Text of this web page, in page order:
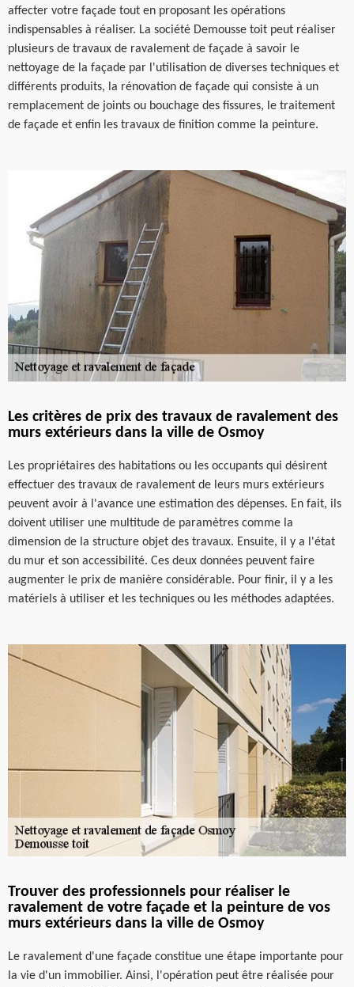
affecter votre façade tout en proposant les opérations
indispensables à réaliser. La société Demousse toit peut réaliser
plusieurs de travaux de ravalement de façade à savoir le
nettoyage de la façade par l'utilisation de diverses techniques et
différents produits, la rénovation de façade qui consiste à un
remplacement de joints ou bouchage des fissures, le traitement
de façade et enfin les travaux de finition comme la peinture.
Les critères de prix des travaux de ravalement des
murs extérieurs dans la ville de Osmoy
Les propriétaires des habitations ou les occupants qui désirent
effectuer des travaux de ravalement de leurs murs extérieurs
peuvent avoir à l'avance une estimation des dépenses. En fait, ils
doivent utiliser une multitude de paramètres comme la
dimension de la structure objet des travaux. Ensuite, il y a l'état
du mur et son accessibilité. Ces deux données peuvent faire
augmenter le prix de manière considérable. Pour finir, il y a les
matériels à utiliser et les techniques ou les méthodes adaptées.
Trouver des professionnels pour réaliser le
ravalement de votre façade et la peinture de vos
murs extérieurs dans la ville de Osmoy
Le ravalement d'une façade constitue une étape importante pour
la vie d'un immobilier. Ainsi, l'opération peut être réalisée pour